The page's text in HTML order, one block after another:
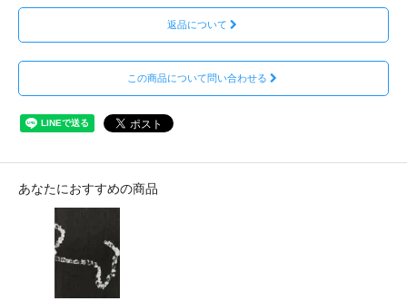
返品について
この商品について問い合わせる
あなたにおすすめの商品